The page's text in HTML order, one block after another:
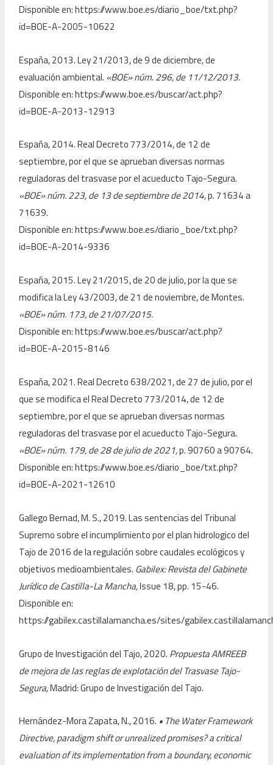
Disponible en: https://www.boe.es/diario_boe/txt.php?
id=BOE-A-2005-10622
España, 2013. Ley 21/2013, de 9 de diciembre, de
evaluación ambiental. «BOE» núm. 296, de 11/12/2013.
Disponible en: https://www.boe.es/buscar/act.php?
id=BOE-A-2013-12913
España, 2014. Real Decreto 773/2014, de 12 de
septiembre, por el que se aprueban diversas normas
reguladoras del trasvase por el acueducto Tajo-Segura.
«BOE» núm. 223, de 13 de septiembre de 2014,p. 71634 a
71639.
Disponible en: https://www.boe.es/diario_boe/txt.php?
id=BOE-A-2014-9336
España, 2015. Ley 21/2015, de 20 de julio, por la que se
modifica la Ley 43/2003, de 21 de noviembre, de Montes.
«BOE» núm. 173, de 21/07/2015.
Disponible en: https://www.boe.es/buscar/act.php?
id=BOE-A-2015-8146
España, 2021. Real Decreto 638/2021, de 27 de julio, por el
que se modifica el Real Decreto 773/2014, de 12 de
septiembre, por el que se aprueban diversas normas
reguladoras del trasvase por el acueducto Tajo-Segura.
«BOE» núm. 179, de 28 de julio de 2021,p. 90760 a 90764.
Disponible en: https://www.boe.es/diario_boe/txt.php?
id=BOE-A-2021-12610
Gallego Bernad, M. S., 2019. Las sentencias del Tribunal
Supremo sobre el incumplimiento por el plan hidrologico del
Tajo de 2016 de la regulación sobre caudales ecológicos y
objetivos medioambientales. Gabilex: Revista del Gabinete
Jurídico de Castilla-La Mancha,Issue 18, pp. 15-46.
Disponible en:
https://gabilex.castillalamancha.es/sites/
Grupo de Investigación del Tajo, 2020. Propuesta AMREEB
de mejora de las reglas de explotación del Trasvase Tajo-
Segura,Madrid: Grupo de Investigación del Tajo.
Hernández-Mora Zapata, N., 2016. • The Water Framework
Directive, paradigm shift or unrealized promises? a critical
evaluation of its implementation from a boundary, economic